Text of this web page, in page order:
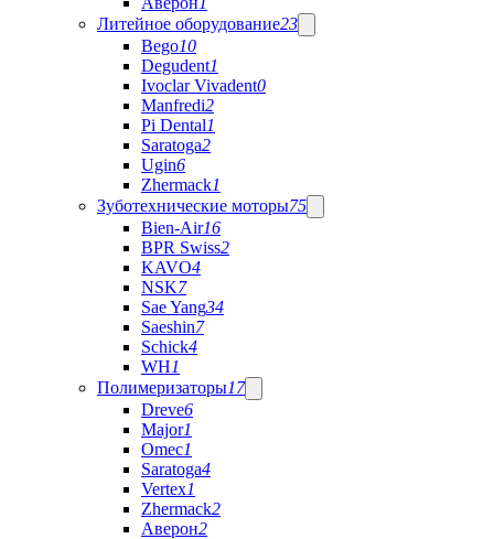
Литейное оборудование23
Bego10
Degudent1
Ivoclar Vivadent0
Manfredi2
Pi Dental1
Saratoga2
Ugin6
Zhermack1
Зуботехнические моторы75
Bien-Air16
BPR Swiss2
KAVO4
NSK7
Sae Yang34
Saeshin7
Schick4
WH1
Полимеризаторы17
Dreve6
Major1
Omec1
Saratoga4
Vertex1
Zhermack2
Аверон2